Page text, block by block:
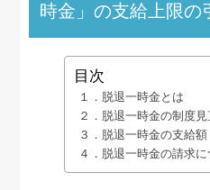
時金」の支給上限の
目次
１．脱退一時金とは
２．脱退一時金の制度
３．脱退一時金の支給額
４．脱退一時金の請求